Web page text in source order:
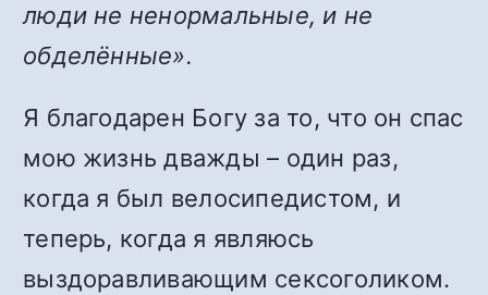
люди не ненормальные, и не
обделённые».
Я благодарен Богу за то, что он спас
мою жизнь дважды – один раз,
когда я был велосипедистом, и
теперь, когда я являюсь
выздоравливающим сексоголиком.